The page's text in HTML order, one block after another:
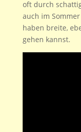
oft durch
auch im
haben breite,
gehen kannst.